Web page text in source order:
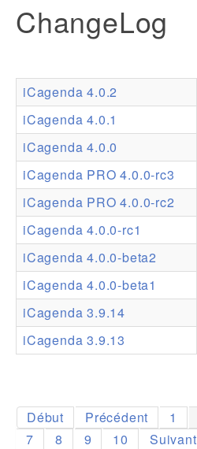
Documentation
Ressources
Addons
Theme Packs
Translation Packs
Support
Forum
Support Pro
ChangeLog
iCagenda 4.0.2
iCagenda 4.0.1
iCagenda 4.0.0
iCagenda PRO 4.0.0-rc3
iCagenda PRO 4.0.0-rc2
iCagenda 4.0.0-rc1
iCagenda 4.0.0-beta2
iCagenda 4.0.0-beta1
iCagenda 3.9.14
iCagenda 3.9.13
Début Précédent 1
7
8 9 10 Suivant